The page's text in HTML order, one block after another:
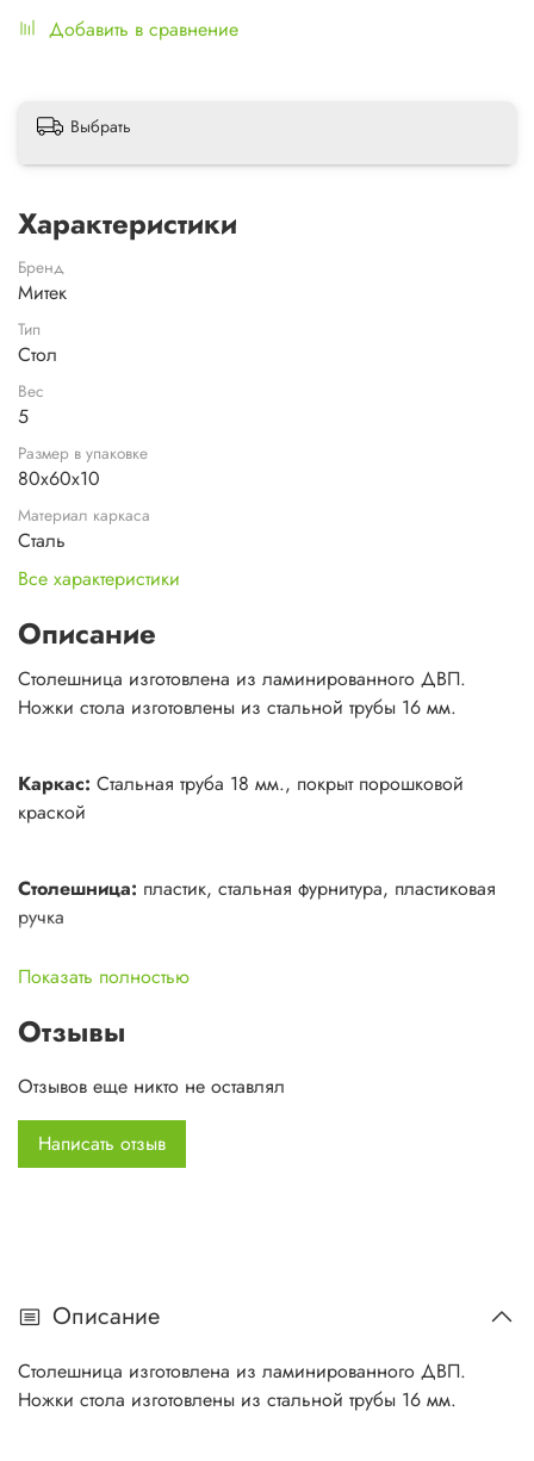
Добавить в сравнение
Выбрать
Характеристики
Бренд
Митек
Тип
Стол
Вес
5
Размер в упаковке
80x60x10
Материал каркаса
Сталь
Все характеристики
Описание
Столешница изготовлена из ламинированного ДВП.
Ножки стола изготовлены из стальной трубы 16 мм.
Каркас: Стальная труба 18 мм., покрыт порошковой
краской
Столешница: пластик, стальная фурнитура, пластиковая
ручка
Размер: Ш х Г х В 0,6 х 0,8 х 0,65
Показать полностью
Отзывы
Отзывов еще никто не оставлял
Написать отзыв
Описание
Столешница изготовлена из ламинированного ДВП.
Ножки стола изготовлены из стальной трубы 16 мм.